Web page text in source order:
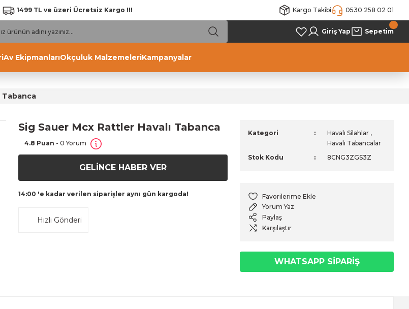
1499 TL ve üzeri Ücretsiz Kargo !!! Kargo Takibi 0530 258 02 01
Giriş Yap Sepetim
Av EkipmanlarıOkçuluk MalzemeleriKampanyalar
Tabanca
Sig Sauer Mcx Rattler Havalı Tabanca
4.8 Puan - 0 Yorum
GELİNCE HABER VER
14:00 'e kadar verilen siparişler aynı gün kargoda!
Hızlı Gönderi
Kategori Havalı Silahlar ,
Havalı Tabancalar
Stok Kodu
8CNG3ZGS3Z
Yorum Yaz
Paylaş
Karşılaştır
WHATSAPP SİPARİŞ